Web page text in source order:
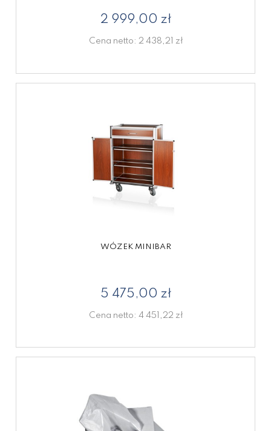
2 999,00 zł
Cena netto: 2 438,21 zł
WÓZEK MINIBAR
5 475,00 zł
Cena netto: 4 451,22 zł